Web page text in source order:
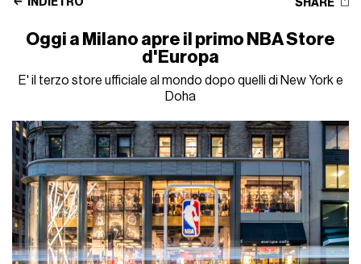
INDIETRO SHARE
Oggi a Milano apre il primo NBA Store
d'Europa
E' il terzo store ufficiale al mondo dopo quelli di New York e
Doha